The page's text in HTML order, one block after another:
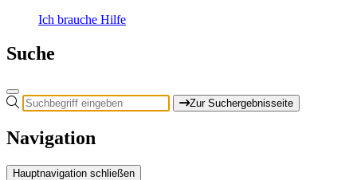
Ich brauche Hilfe
Suche
Zur Suchergebnisseite
Navigation
Hauptnavigation schließen